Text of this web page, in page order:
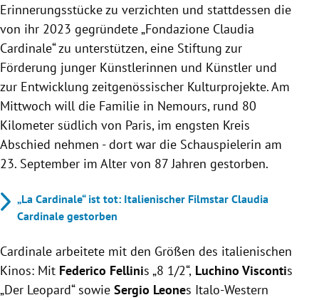
Erinnerungsstücke zu verzichten und stattdessen die
von ihr 2023 gegründete „Fondazione Claudia
Cardinale“ zu unterstützen, eine Stiftung zur
Förderung junger Künstlerinnen und Künstler und
zur Entwicklung zeitgenössischer Kulturprojekte. Am
Mittwoch will die Familie in Nemours, rund 80
Kilometer südlich von Paris, im engsten Kreis
Abschied nehmen - dort war die Schauspielerin am
23. September im Alter von 87 Jahren gestorben.
„La Cardinale“ ist tot: Italienischer Filmstar Claudia
Cardinale gestorben
Cardinale arbeitete mit den Größen des italienischen
Kinos: Mit Federico Fellinis „8 1/2“, Luchino Viscontis
„Der Leopard“ sowie Sergio Leones Italo-Western